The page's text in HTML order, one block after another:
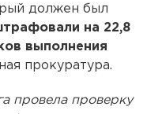
должен был
на 22,8
выполнения
прокуратура.
провела проверку